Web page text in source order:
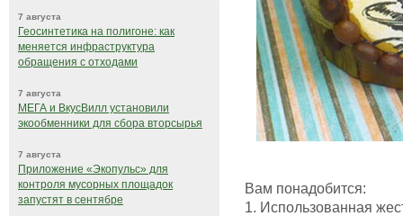
7 августа
Геосинтетика на полигоне: как
меняется инфраструктура
обращения с отходами
7 августа
МЕГА и ВкусВилл установили
экообменники для сбора вторсырья
7 августа
Приложение «Экопульс» для
контроля мусорных площадок
запустят в сентябре
Вам понадобится:
1. Использованная